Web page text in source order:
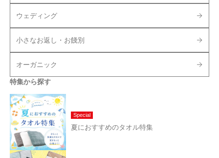
ウェディング
小さなお返し・お餞別
オーガニック
特集から探す
Special
夏におすすめのタオル特集